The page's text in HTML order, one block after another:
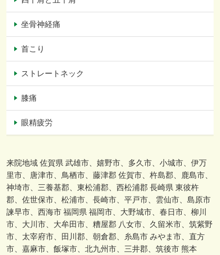
坐骨神経痛
首こり
ストレートネック
膝痛
眼精疲労
来院地域 佐賀県 武雄市、嬉野市、多久市、小城市、伊万
里市、唐津市、鳥栖市、藤津郡 佐賀市、杵島郡、鹿島市、
神埼市、三養基郡、東松浦郡、西松浦郡 長崎県 東彼杵
郡、佐世保市、松浦市、長崎市、平戸市、雲仙市、島原市
諫早市、西海市 福岡県 福岡市、大野城市、春日市、柳川
市、大川市、大牟田市、糟屋郡 八女市、久留米市、筑紫野
市、太宰府市、田川郡、朝倉郡、糸島市 みやま市、直方
市、嘉麻市、飯塚市、北九州市、三井郡、筑後市 熊本